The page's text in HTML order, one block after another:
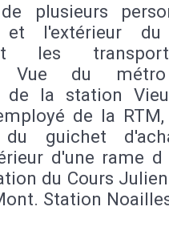
plusieurs
et l'extérieur
les
Vue du
de la station
de la
du guichet
d'une rame d
du Cours
Station